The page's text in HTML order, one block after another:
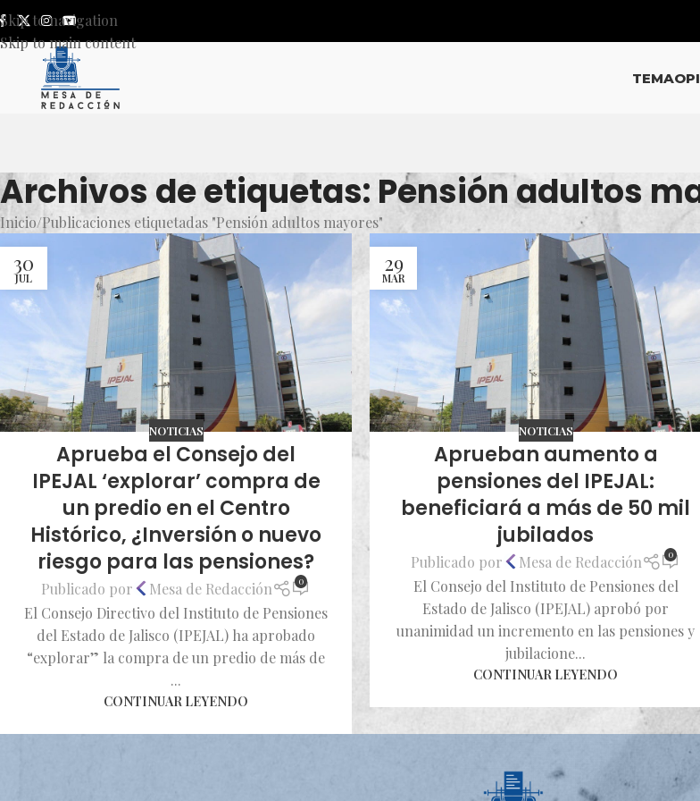
Skip to navigation
Skip to main content
TEMA
Archivos de etiquetas: Pensión adultos
Inicio Publicaciones etiquetadas "Pensión adultos mayores"
30
JUL
NOTICIAS
Aprueba el Consejo del
IPEJAL ‘explorar’ compra de
un predio en el Centro
Histórico, ¿Inversión o nuevo
riesgo para las pensiones?
Publicado por Mesa de Redacción 0
El Consejo Directivo del Instituto de Pensiones
del Estado de Jalisco (IPEJAL) ha aprobado
“explorar” la compra de un predio de más de
...
CONTINUAR LEYENDO
29
MAR
NOTICIAS
Aprueban aumento a
pensiones del IPEJAL:
beneficiará a más de 50 mil
jubilados
Publicado por Mesa de Redacción 0
El Consejo del Instituto de Pensiones del
Estado de Jalisco (IPEJAL) aprobó por
unanimidad un incremento en las pensiones y
jubilacione...
CONTINUAR LEYENDO